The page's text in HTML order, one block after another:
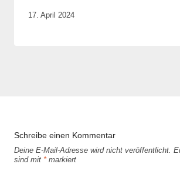
Von
17. April 2024
Schreibe einen Kommentar
Deine E-Mail-Adresse wird nicht veröffentlicht.
sind mit *markiert